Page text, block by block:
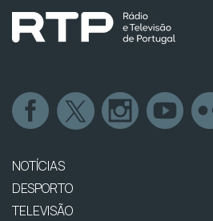
NOTÍCIAS
DESPORTO
TELEVISÃO